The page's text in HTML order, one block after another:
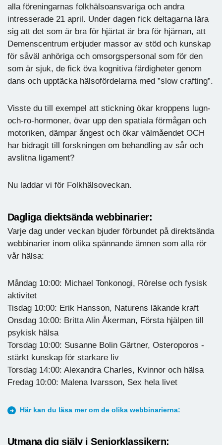
alla föreningarnas folkhälsoansvariga och andra
intresserade 21 april. Under dagen fick deltagarna lära
sig att det som är bra för hjärtat är bra för hjärnan, att
Demenscentrum erbjuder massor av stöd och kunskap
för såväl anhöriga och omsorgspersonal som för den
som är sjuk, de fick öva kognitiva färdigheter genom
dans och upptäcka hälsofördelarna med ”slow crafting”.
Visste du till exempel att stickning ökar kroppens lugn-
och-ro-hormoner, övar upp den spatiala förmågan och
motoriken, dämpar ångest och ökar välmåendet OCH
har bidragit till forskningen om behandling av sår och
avslitna ligament?
Nu laddar vi för Folkhälsoveckan.
Dagliga diektsända webbinarier:
Varje dag under veckan bjuder förbundet på direktsända
webbinarier inom olika spännande ämnen som alla rör
vår hälsa:
Måndag 10:00: Michael Tonkonogi, Rörelse och fysisk
aktivitet
Tisdag 10:00: Erik Hansson, Naturens läkande kraft
Onsdag 10:00: Britta Alin Åkerman, Första hjälpen till
psykisk hälsa
Torsdag 10:00: Susanne Bolin Gärtner, Osteroporos -
stärkt kunskap för starkare liv
Torsdag 14:00: Alexandra Charles, Kvinnor och hälsa
Fredag 10:00: Malena Ivarsson, Sex hela livet
Här kan du läsa mer om de olika webbinarierna:
Utmana dig själv i Seniorklassikern: